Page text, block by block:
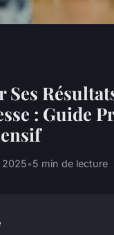
Ses
: Guide
2025•5 min de lecture